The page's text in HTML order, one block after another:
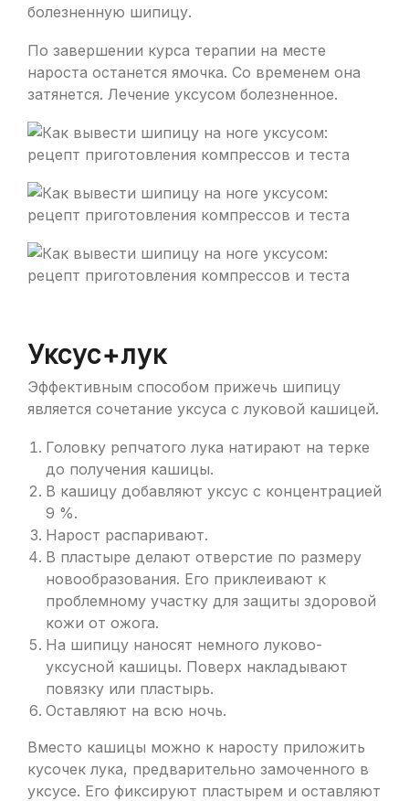
болезненную шипицу.
По завершении курса терапии на месте
нароста останется ямочка. Со временем она
затянется. Лечение уксусом болезненное.
Уксус+лук
Эффективным способом прижечь шипицу
является сочетание уксуса с луковой кашицей.
Головку репчатого лука натирают на терке
до получения кашицы.
В кашицу добавляют уксус с концентрацией
9 %.
Нарост распаривают.
В пластыре делают отверстие по размеру
новообразования. Его приклеивают к
проблемному участку для защиты здоровой
кожи от ожога.
На шипицу наносят немного луково-
уксусной кашицы. Поверх накладывают
повязку или пластырь.
Оставляют на всю ночь.
Вместо кашицы можно к наросту приложить
кусочек лука, предварительно замоченного в
уксусе. Его фиксируют пластырем и оставляют